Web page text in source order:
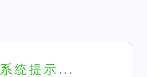
系统提示...